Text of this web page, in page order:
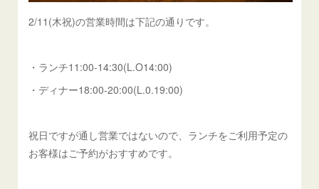
2/11(木祝)の営業時間は下記の通りです。
・ランチ11:00-14:30(L.O14:00)
・ディナー18:00-20:00(L.0.19:00)
祝日ですが通し営業ではないので、ランチをご利用予定の
お客様はご予約がおすすめです。